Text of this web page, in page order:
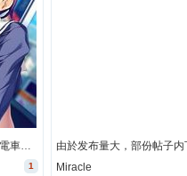
[201225][Lucha Libre] 快感即イキ満淫電車～この電車は快楽堕ち直通です～ [725M] [1106069]
1 Miracle